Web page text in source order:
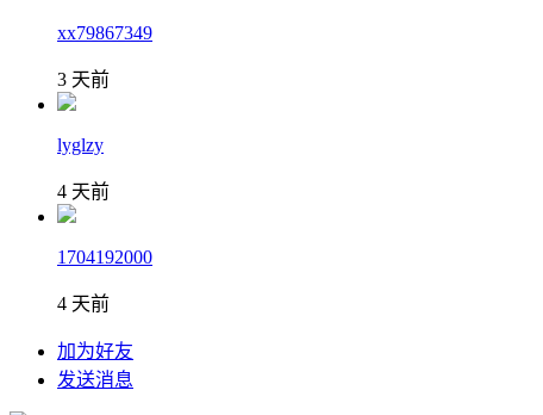
xx79867349
3 天前
lyglzy
4 天前
1704192000
4 天前
加为好友
发送消息